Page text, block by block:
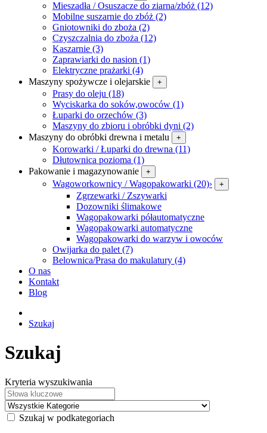
Mieszadła / Osuszacze do ziarna/zbóż (12)
Mobilne suszarnie do zbóż (2)
Gniotowniki do zboża (2)
Czyszczalnia do zboża (12)
Kaszarnie (3)
Zaprawiarki do nasion (1)
Elektryczne prażarki (4)
Maszyny spożywcze i olejarskie
+
Prasy do oleju (18)
Wyciskarka do soków,owoców (1)
Łuparki do orzechów (3)
Maszyny do zbioru i obróbki dyni (2)
Maszyny do obróbki drewna i metalu
+
Korowarki / Łuparki do drewna (11)
Dłutownica pozioma (1)
Pakowanie i magazynowanie
+
Wagoworkownicy / Wagopakowarki (20)› +
Zgrzewarki / Zszywarki
Dozowniki ślimakowe
Wagopakowarki półautomatyczne
Wagopakowarki automatyczne
Wagopakowarki do warzyw i owoców
Owijarka do palet (7)
Belownica/Prasa do makulatury (4)
O nas
Kontakt
Blog
Szukaj
Szukaj
Kryteria wyszukiwania
Szukaj w podkategoriach